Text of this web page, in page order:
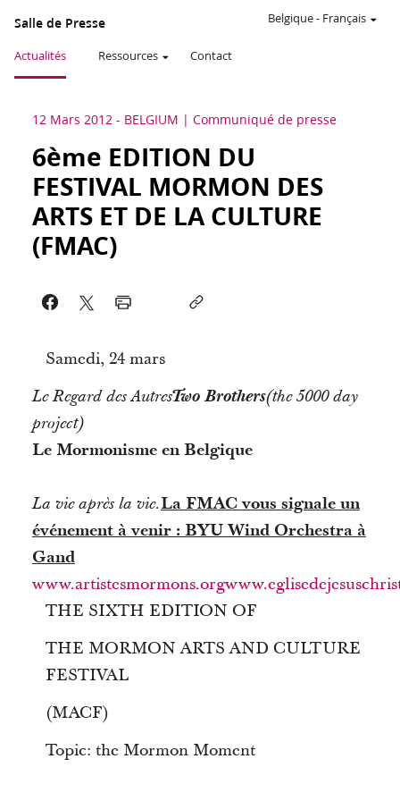
Salle de Presse
Actualités Ressources Contact
Belgique- Français
12 Mars 2012 - BELGIUM Communiqué de presse
6ème EDITION DU
FESTIVAL MORMON DES
ARTS ET DE LA CULTURE
(FMAC)
Samedi, 24 mars
Le Regard des AutresTwo Brothers(the 5000 day
project)
Le Mormonisme en Belgique
La vie après la vie.La FMAC vous signale un
événement à venir : BYU Wind Orchestra à
Gand
www.artistesmormons.org
THE SIXTH EDITION OF
THE MORMON ARTS AND CULTURE
FESTIVAL
(MACF)
Topic: the Mormon Moment